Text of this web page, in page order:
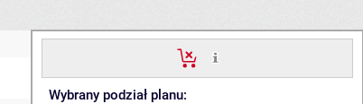
Wybrany podział planu: